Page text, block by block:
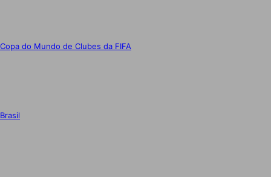
Copa do Mundo de Clubes da FIFA
Brasil